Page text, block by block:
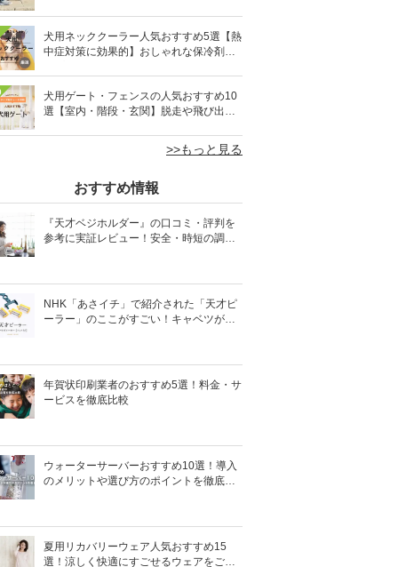
犬用ネッククーラー人気おすすめ5選【熱
中症対策に効果的】おしゃれな保冷剤タ
犬用ゲート・フェンスの人気おすすめ10
選【室内・階段・玄関】脱走や飛び出し
>>もっと見る
おすすめ情報
『天才ベジホルダー』の口コミ・評判を
参考に実証レビュー！安全・時短の調理
NHK「あさイチ」で紹介された「天才ピ
ーラー」のここがすごい！キャベツがほ
年賀状印刷業者のおすすめ5選！料金・サ
ービスを徹底比較
ウォーターサーバーおすすめ10選！導入
のメリットや選び方のポイントを徹底解
夏用リカバリーウェア人気おすすめ15
選！涼しく快適にすごせるウェアをご紹